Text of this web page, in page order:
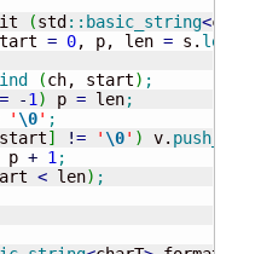
(std :: basic_string<charT
= 0, p, len = s. length
(ch, start) ;
-1) p = len;
' \0' ;
start] != ' \0' ) v. push_back
p + 1;
< len) ;